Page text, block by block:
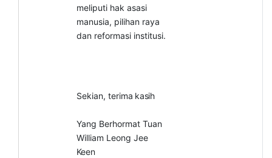
meliputi hak asasi
manusia, pilihan raya
dan reformasi institusi.
Sekian, terima kasih
Yang Berhormat Tuan
William Leong Jee
Keen